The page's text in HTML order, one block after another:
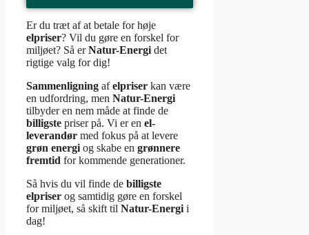
Er du træt af at betale for høje
elpriser? Vil du gøre en forskel for
miljøet? Så erNatur-Energi det
rigtige valg for dig!
Sammenligning afelpriser kan være
en udfordring, men Natur-Energi
tilbyder en nem måde at finde de
billigste priser på. Vi er en el-
leverandør med fokus på at levere
grøn energi og skabe en grønnere
fremtid for kommende generationer.
Så hvis du vil finde de billigste
elpriser og samtidig gøre en forskel
for miljøet, så skift til Natur-Energi i
dag!